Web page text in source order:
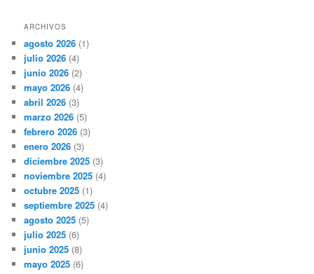
ARCHIVOS
agosto 2026 (1)
julio 2026 (4)
junio 2026 (2)
mayo 2026 (4)
abril 2026 (3)
marzo 2026 (5)
febrero 2026 (3)
enero 2026 (3)
diciembre 2025 (3)
noviembre 2025 (4)
octubre 2025 (1)
septiembre 2025 (4)
agosto 2025 (5)
julio 2025 (6)
junio 2025 (8)
mayo 2025 (6)